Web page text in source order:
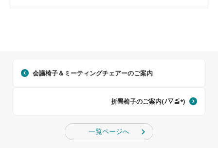
会議椅子＆ミーティングチェアーのご案内
折畳椅子のご案内(ﾉ∇≦*)
一覧ページへ